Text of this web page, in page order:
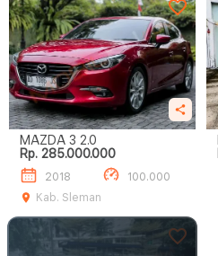
MAZDA 3 2.0
Rp. 285.000.000
2018
100.000
Kab. Sleman